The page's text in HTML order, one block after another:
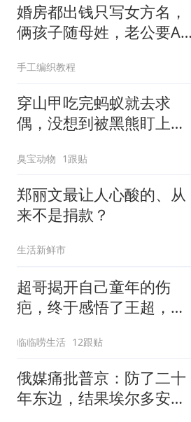
婚房都出钱只写女方名，
俩孩子随母姓，老公要AA
手工编织教程
穿山甲吃完蚂蚁就去求
偶，没想到被黑熊盯上
臭宝动物 1跟贴
郑丽文最让人心酸的、从
来不是捐款？
生活新鲜市
超哥揭开自己童年的伤
疤，终于感悟了王超，他
临临唠生活 12跟贴
俄媒痛批普京：防了二十
年东边，结果埃尔多安把